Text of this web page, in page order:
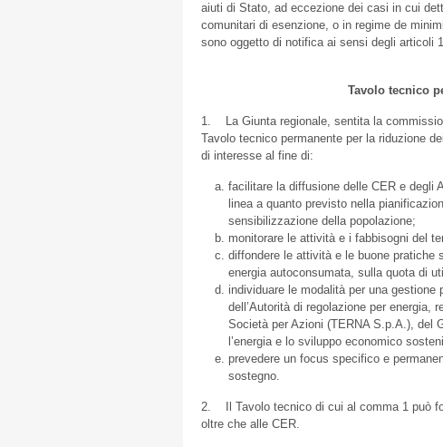
aiuti di Stato, ad eccezione dei casi in cui
comunitari di esenzione, o in regime de
sono oggetto di notifica ai sensi degli articoli
Tavolo tecnico
1. La Giunta regionale, sentita la
Tavolo tecnico permanente per la riduzione
di interesse al fine di:
facilitare la diffusione delle CER e degli
linea a quanto previsto nella
sensibilizzazione della popolazione;
monitorare le attività e i fabbisogni del
diffondere le attività e le buone pratiche
energia autoconsumata, sulla quota di
individuare le modalità per una
dell’Autorità di regolazione per energia,
Società per Azioni (TERNA S.p.A.), del
l’energia e lo sviluppo economico
prevedere un focus specifico e
sostegno.
2. Il Tavolo tecnico di cui al comma 1 può
oltre che alle CER.